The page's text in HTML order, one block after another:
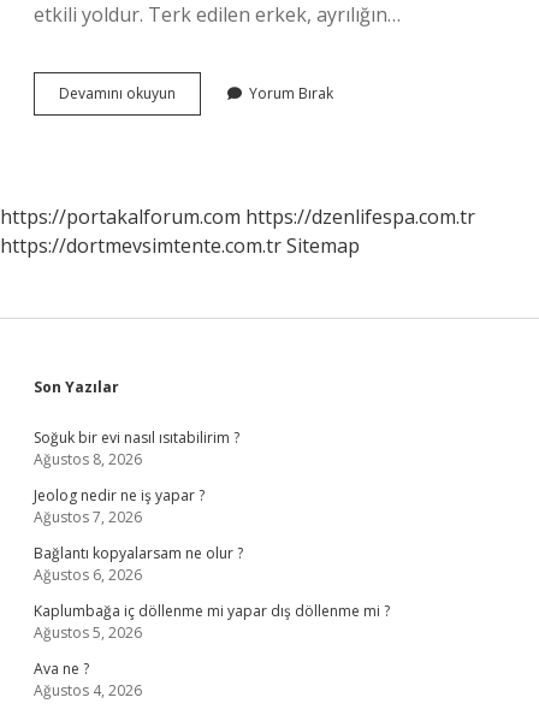
etkili yoldur. Terk edilen erkek, ayrılığın…
Devamını okuyun
Ayrılmak
Yorum Bırak
https://portakalforum.com https://dzenlifespa.com.tr
https://dortmevsimtente.com.trSitemap
Sidebar
Son Yazılar
Soğuk bir evi nasıl ısıtabilirim ?
Ağustos 8, 2026
Jeolog nedir ne iş yapar ?
Ağustos 7, 2026
Bağlantı kopyalarsam ne olur ?
Ağustos 6, 2026
Kaplumbağa iç döllenme mi yapar dış döllenme mi ?
Ağustos 5, 2026
Ava ne ?
Ağustos 4, 2026